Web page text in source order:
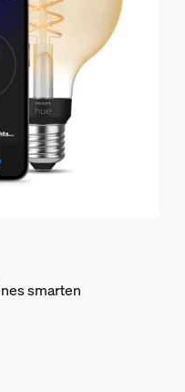
smarten